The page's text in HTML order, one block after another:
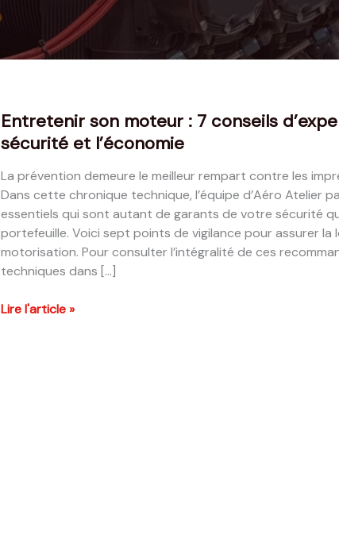
Entretenir son moteur : 7 conseils
sécurité et l’économie
La prévention demeure le meilleur rempart contre les
Dans cette chronique technique, l’équipe d’Aéro Atelier
essentiels qui sont autant de garants de votre sécurité
portefeuille. Voici sept points de vigilance pour assurer la
motorisation. Pour consulter l’intégralité de ces
techniques dans […]
Entretenir
Lire l'article »